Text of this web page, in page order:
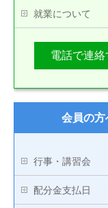
就業について
電話で連絡
会員の方
行事・講習会
配分金支払日